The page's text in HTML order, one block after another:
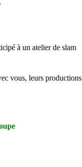
à un atelier de slam
vous, leurs productions